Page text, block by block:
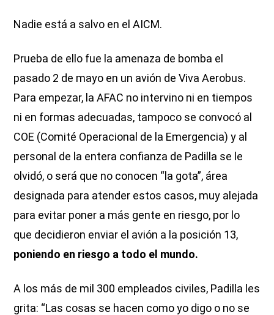
Nadie está a salvo en el AICM.
Prueba de ello fue la amenaza de bomba el
pasado 2 de mayo en un avión de Viva Aerobus.
Para empezar, la AFAC no intervino ni en tiempos
ni en formas adecuadas, tampoco se convocó al
COE (Comité Operacional de la Emergencia) y al
personal de la entera confianza de Padilla se le
olvidó, o será que no conocen “la gota”, área
designada para atender estos casos, muy alejada
para evitar poner a más gente en riesgo, por lo
que decidieron enviar el avión a la posición 13,
poniendo en riesgo a todo el mundo.
A los más de mil 300 empleados civiles, Padilla les
grita: “Las cosas se hacen como yo digo o no se